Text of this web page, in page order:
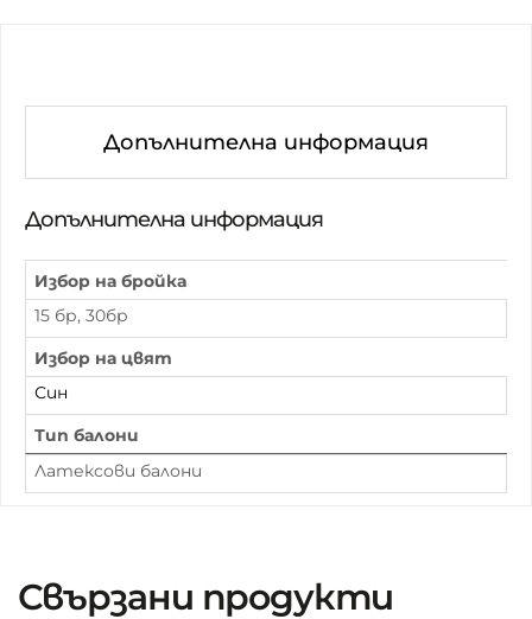
Допълнителна информация
Допълнителна информация
Избор на бройка
15 бр, 30бр
Избор на цвят
Син
Тип балони
Латексови балони
Свързани продукти